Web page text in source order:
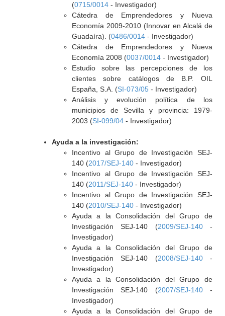
(0715/0014- Investigador)
Cátedra de Emprendedores y Nueva
Economía 2009-2010 (Innovar en Alcalá de
Guadaíra). (0486/0014- Investigador)
Cátedra de Emprendedores y Nueva
Economía 2008 (0037/0014- Investigador)
Estudio sobre las percepciones de los
clientes sobre catálogos de B.P. OIL
España, S.A. (SI-073/05- Investigador)
Análisis y evolución política de los
municipios de Sevilla y provincia: 1979-
2003 (SI-099/04- Investigador)
Ayuda a la investigación:
Incentivo al Grupo de Investigación SEJ-
140 (2017/SEJ-140- Investigador)
Incentivo al Grupo de Investigación SEJ-
140 (2011/SEJ-140- Investigador)
Incentivo al Grupo de Investigación SEJ-
140 (2010/SEJ-140- Investigador)
Ayuda a la Consolidación del Grupo de
Investigación SEJ-140 (2009/SEJ-140-
Investigador)
Ayuda a la Consolidación del Grupo de
Investigación SEJ-140 (2008/SEJ-140-
Investigador)
Ayuda a la Consolidación del Grupo de
Investigación SEJ-140 (2007/SEJ-140-
Investigador)
Ayuda a la Consolidación del Grupo de